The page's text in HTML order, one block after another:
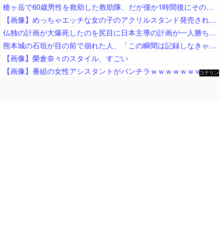
槍ヶ岳で60歳男性を救助した救助隊、だが僅か1時間後にその男性が所属していたPTから連絡があって……
【画像】めっちゃエッチな女の子のアクリルスタンド発売されるｗｗ
仏独の計画が大爆死したのを尻目に日本主導の計画が一人勝ち状態に、日本政府がドイツを露骨に疫病神扱いして……
熊本城の石垣が目の前で崩れた人、「この瞬間は記録しなきゃ」と使命感に駆られて撮影した結果……
【画像】榮倉奈々のスタイル、すごい
【画像】番組の女性アシスタントがパンチラｗｗｗｗｗｗｗｗｗｗ
コテリン